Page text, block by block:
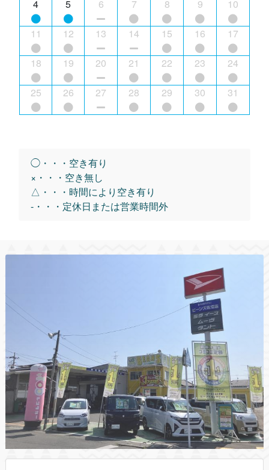
4 5 6 7 8 9 10
11 12 13 14 15 16 17
18 19 20 21 22 23 24
25 26 27 28 29 30 31
◯・・・空き有り
×・・・空き無し
△・・・時間により空き有り
-・・・定休日または営業時間外